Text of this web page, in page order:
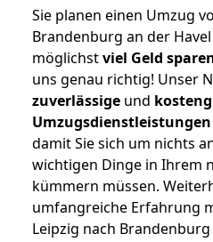
Sie planen einen Umzug
Brandenburg an der
möglichstviel Geld
uns genau richtig! Unser
zuverlässige und
Umzugsdienstleistungen
damit Sie sich um nichts
wichtigen Dinge in Ihrem
kümmern müssen.
umfangreiche Erfahrung
Leipzig nach